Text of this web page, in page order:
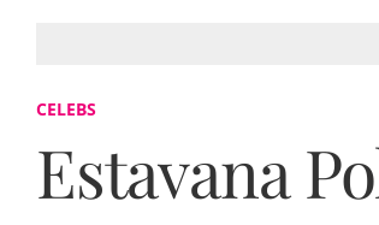
CELEBS
Estavana